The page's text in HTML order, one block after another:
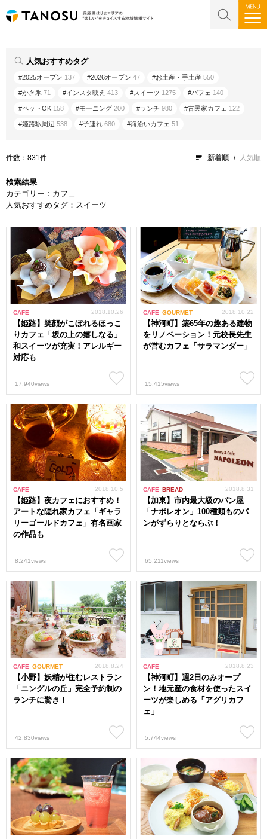
人気おすすめタグ
#2025オープン 137 #2026オープン47 #お土産・手土産550
#かき氷71 #インスタ映え413 #スイーツ 1275 #パフェ 140
#ペットOK 158 #モーニング200 #ランチ980 #古民家カフェ 122
#姫路駅周辺538 #子連れ680 #海沿いカフェ51
件数：831件 新着順 人気順
検索結果
カテゴリー：カフェ
人気おすすめタグ：スイーツ
CAFE
【姫路】笑顔がこぼれるほっこ
りカフェ「坂の上の嬉しなる」
和スイーツが充実！アレルギー
対応も
2018.10.26
17,940views
CAFE GOURMET
【神河町】築65年の趣ある建物
をリノベーション！元校長先生
が営むカフェ「サラマンダー」
2018.10.22
15,415views
CAFE
【姫路】夜カフェにおすすめ！
アートな隠れ家カフェ「ギャラ
リーゴールドカフェ」有名画家
の作品も
2018.10.5
8,241views
CAFE BREAD
【加東】市内最大級のパン屋
「ナポレオン」100種類ものパ
ンがずらりとならぶ！
2018.8.31
65,211views
CAFE GOURMET
【小野】妖精が住むレストラン
「ニングルの丘」完全予約制の
ランチに驚き！
2018.8.24
42,830views
CAFE
【神河町】週2日のみオープ
ン！地元産の食材を使ったスイ
ーツが楽しめる「アグリカフ
ェ」
2018.8.23
5,744views